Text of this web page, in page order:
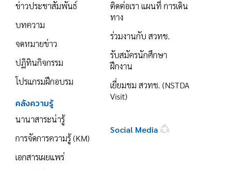
ข่าวประชาสัมพันธ์
บทความ
จดหมายข่าว
ปฏิทินกิจกรรม
โปรแกรมฝึกอบรม
คลังความรู้
นานาสาระน่ารู้
การจัดการความรู้ (KM)
เอกสารเผยแพร่
ติดต่อเรา แผนที่ การเดิน
ทาง
ร่วมงานกับ สวทช.
รับสมัครนักศึกษา
ฝึกงาน
เยี่ยมชม สวทช. (NSTDA
Visit)
Social Media